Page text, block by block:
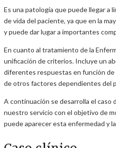
Es una patología que puede llegar a
de vida del paciente, ya que en la
y puede dar lugar a importantes
En cuanto al tratamiento de la
unificación de criterios. Incluye un
diferentes respuestas en función de
de otros factores dependientes del
A continuación se desarrolla el caso
nuestro servicio con el objetivo de
puede aparecer esta enfermedad y